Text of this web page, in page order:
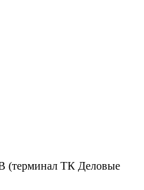
(терминал ТК Деловые